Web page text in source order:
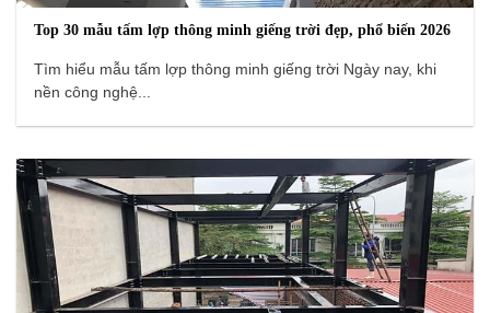
Top 30 mẫu tấm lợp thông minh giếng trời đẹp, phổ biến 2026
Tìm hiểu mẫu tấm lợp thông minh giếng trời Ngày nay, khi
nền công nghệ...